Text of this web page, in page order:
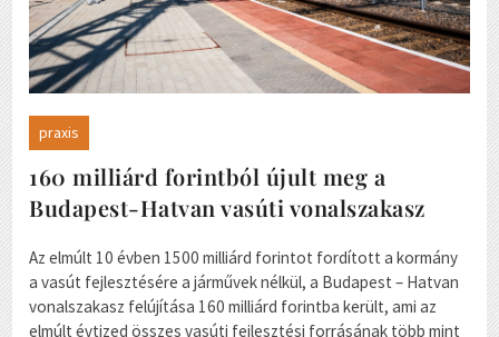
praxis
160 milliárd forintból újult meg a
Budapest-Hatvan vasúti vonalszakasz
Az elmúlt 10 évben 1500 milliárd forintot fordított a kormány
a vasút fejlesztésére a járművek nélkül, a Budapest – Hatvan
vonalszakasz felújítása 160 milliárd forintba került, ami az
elmúlt évtized összes vasúti fejlesztési forrásának több mint